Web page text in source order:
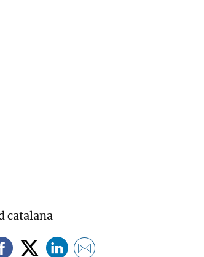
catalana